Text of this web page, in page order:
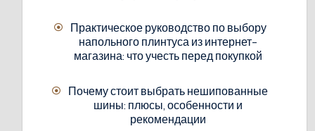
Практическое руководство по выбору
напольного плинтуса из интернет-
магазина: что учесть перед покупкой
Почему стоит выбрать нешипованные
шины: плюсы, особенности и
рекомендации